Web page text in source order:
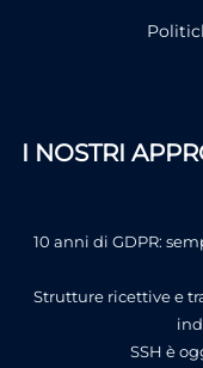
I NOSTRI
10 anni di GDPR:
Strutture ricettive e
SSH è